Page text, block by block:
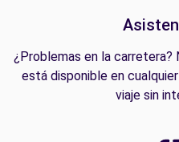
¿Problemas en la
está disponible en
viaje sin